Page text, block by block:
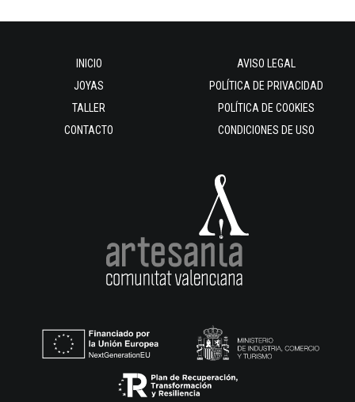
INICIO
JOYAS
TALLER
CONTACTO
AVISO LEGAL
POLÍTICA DE PRIVACIDAD
POLÍTICA DE COOKIES
CONDICIONES DE USO